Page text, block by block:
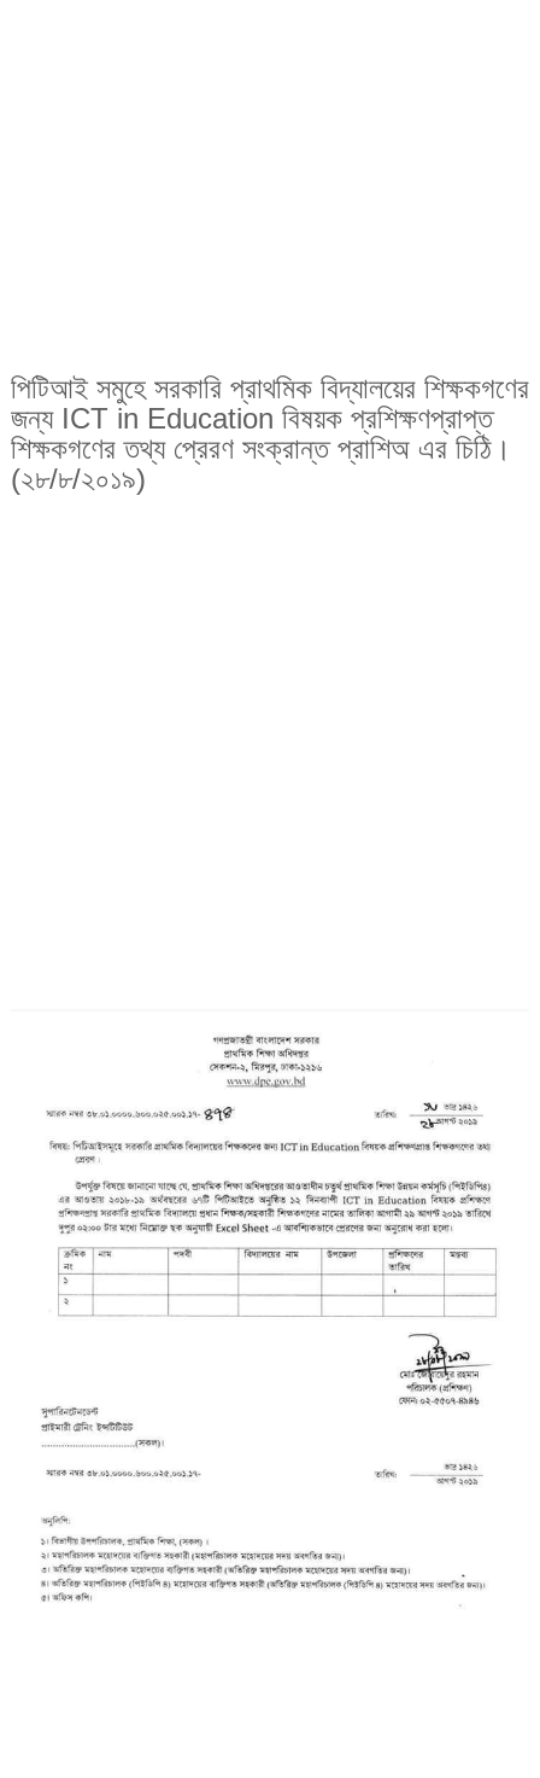
পিটিআই সমুহে সরকারি প্রাথমিক বিদ্যালয়ের শিক্ষকগণের
জন্য ICT in Education বিষয়ক প্রশিক্ষণপ্রাপ্ত
শিক্ষকগণের তথ্য প্রেরণ সংক্রান্ত প্রাশিঅ এর চিঠি।
(২৮/৮/২০১৯)